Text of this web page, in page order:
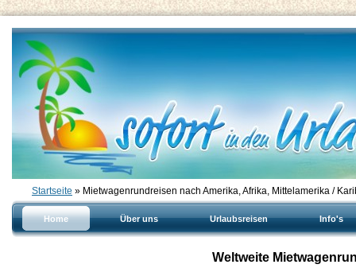
Startseite » Mietwagenrundreisen nach Amerika, Afrika, Mittelamerika /
Home Über uns Urlaubsreisen Info's
Weltweite